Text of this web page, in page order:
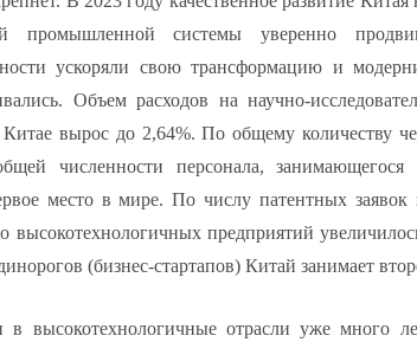
промышленной системы уверенно
ускоряли свою трансформацию и
Объем расходов на научно-
вырос до 2,64%. По общему количеству
численности персонала, занимающегося
место в мире. По числу патентных
высокотехнологичных предприятий
(бизнес-стартапов) Китай занимает
в высокотехнологичные отрасли уже много